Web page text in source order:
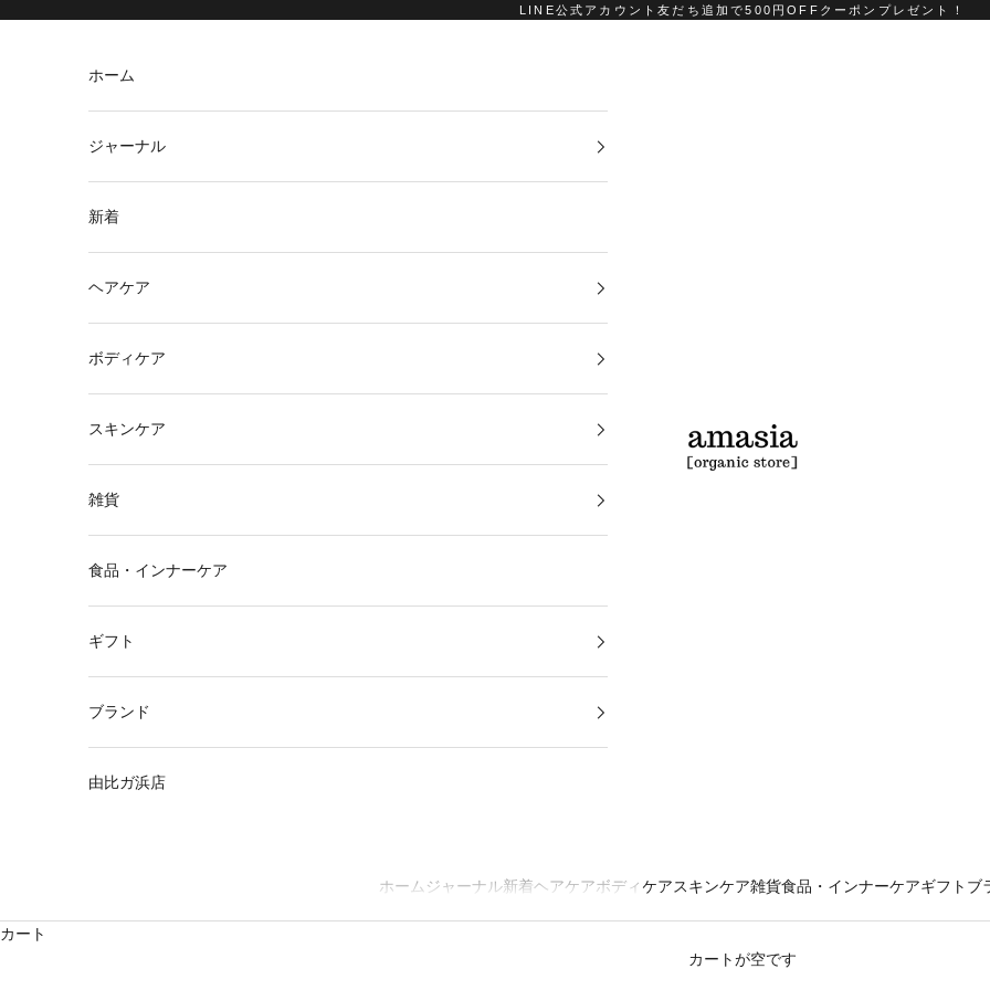
LINE公式アカウント友だち追加で500円OFFクーポンプレゼント！
amasia organic store
ホーム ジャーナル新着ヘアケアボディケアスキンケア雑貨食品・インナーケアギフト ブ
ホーム
ジャーナル
新着
ヘアケア
ボディケア
スキンケア
雑貨
食品・インナーケア
ギフト
ブランド
由比ガ浜店
カート
カートが空です